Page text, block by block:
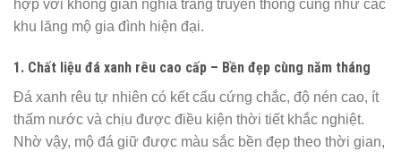
hợp với không gian nghĩa trang truyền thống cũng như các
khu lăng mộ gia đình hiện đại.
1. Chất liệu đá xanh rêu cao cấp – Bền đẹp cùng năm tháng
Đá xanh rêu tự nhiên có kết cấu cứng chắc, độ nén cao, ít
thấm nước và chịu được điều kiện thời tiết khắc nghiệt.
Nhờ vậy, mộ đá giữ được màu sắc bền đẹp theo thời gian,